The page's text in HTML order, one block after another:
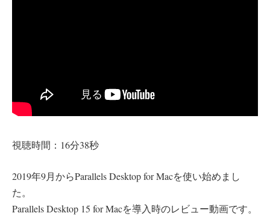
視聴時間：16分38秒
2019年9月からParallels Desktop for Macを使い始めまし
た。
Parallels Desktop 15 for Macを導入時のレビュー動画です。